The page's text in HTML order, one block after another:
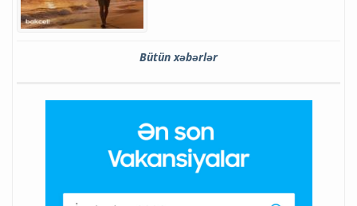
Bütün xəbərlər